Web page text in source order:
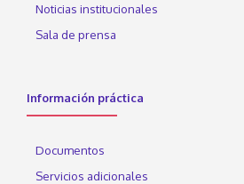
Noticias institucionales
Sala de prensa
Información práctica
Documentos
Servicios adicionales